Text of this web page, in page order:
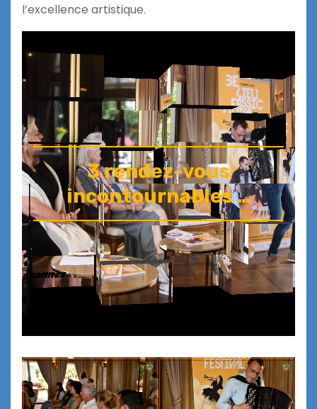
l’excellence artistique.
3 rendez-vous
incontournables …